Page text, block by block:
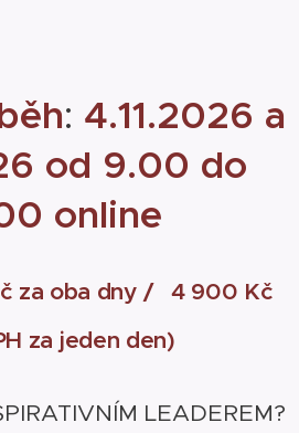
: 4.11.2026 a
od 9.00 do
online
za oba dny /
4 900 Kč
za jeden den)
LEADEREM?